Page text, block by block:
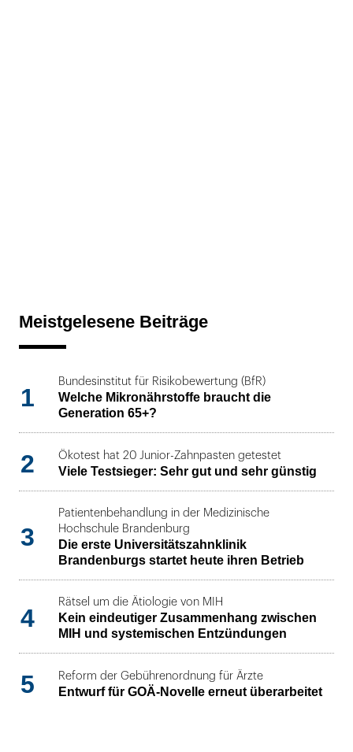
Meistgelesene Beiträge
1
Bundesinstitut für Risikobewertung (BfR)
Welche Mikronährstoffe braucht die
Generation 65+?
2 Ökotest hat 20 Junior-Zahnpasten getestet
Viele Testsieger: Sehr gut und sehr günstig
3
Patientenbehandlung in der Medizinische
Hochschule Brandenburg
Die erste Universitätszahnklinik
Brandenburgs startet heute ihren Betrieb
4
Rätsel um die Ätiologie von MIH
Kein eindeutiger Zusammenhang zwischen
MIH und systemischen Entzündungen
5 Reform der Gebührenordnung für Ärzte
Entwurf für GOÄ-Novelle erneut überarbeitet